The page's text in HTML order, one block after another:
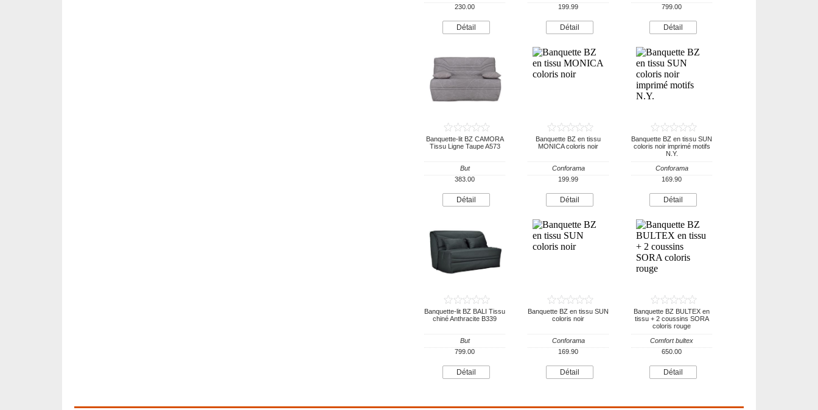
230.00
Détail
199.99
Détail
799.00
Détail
Banquette-lit BZ CAMORA
Tissu Ligne Taupe A573
But
383.00
Détail
Banquette BZ en tissu
MONICA coloris noir
Conforama
199.99
Détail
Banquette BZ en tissu SUN
coloris noir imprimé motifs
N.Y.
Conforama
169.90
Détail
Banquette-lit BZ BALI Tissu
chiné Anthracite B339
But
799.00
Détail
Banquette BZ en tissu SUN
coloris noir
Conforama
169.90
Détail
Banquette BZ BULTEX en
tissu + 2 coussins SORA
coloris rouge
Comfort bultex
650.00
Détail